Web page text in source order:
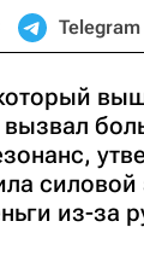
Telegram
вызвал
силовой
из-за